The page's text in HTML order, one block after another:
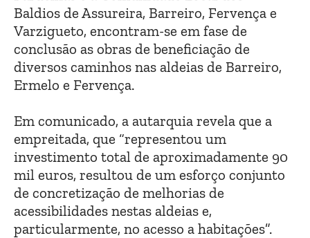
Baldios de Assureira, Barreiro, Fervença e
Varzigueto, encontram-se em fase de
conclusão as obras de beneficiação de
diversos caminhos nas aldeias de Barreiro,
Ermelo e Fervença.
Em comunicado, a autarquia revela que a
empreitada, que “representou um
investimento total de aproximadamente 90
mil euros, resultou de um esforço conjunto
de concretização de melhorias de
acessibilidades nestas aldeias e,
particularmente, no acesso a habitações”.